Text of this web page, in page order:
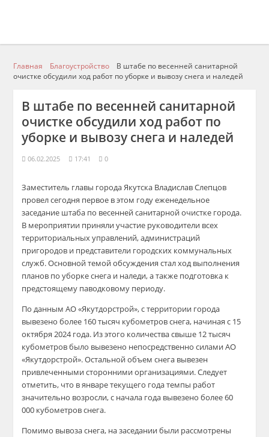
Главная Благоустройство
В штабе по весенней санитарной
очистке обсудили ход работ по уборке и вывозу снега и наледей
В штабе по весенней санитарной
очистке обсудили ход работ по
уборке и вывозу снега и наледей
06.02.2025 17:41 0
Заместитель главы города Якутска Владислав Слепцов
провел сегодня первое в этом году еженедельное
заседание штаба по весенней санитарной очистке города.
В мероприятии приняли участие руководители всех
территориальных управлений, администраций
пригородов и представители городских коммунальных
служб. Основной темой обсуждения стал ход выполнения
планов по уборке снега и наледи, а также подготовка к
предстоящему паводковому периоду.
По данным АО «Якутдорстрой», с территории города
вывезено более 160 тысяч кубометров снега, начиная с 15
октября 2024 года. Из этого количества свыше 12 тысяч
кубометров было вывезено непосредственно силами АО
«Якутдорстрой». Остальной объем снега вывезен
привлеченными сторонними организациями. Следует
отметить, что в январе текущего года темпы работ
значительно возросли, с начала года вывезено более 60
000 кубометров снега.
Помимо вывоза снега, на заседании были рассмотрены